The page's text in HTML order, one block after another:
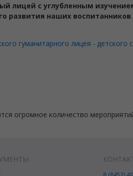
лицей с углубленным
развития наших воспитанников.
гуманитарного лицея - детского
огромное количество